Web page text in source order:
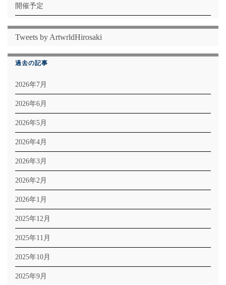
開催予定
Tweets by ArtwrldHirosaki
過去の記事
2026年7月
2026年6月
2026年5月
2026年4月
2026年3月
2026年2月
2026年1月
2025年12月
2025年11月
2025年10月
2025年9月